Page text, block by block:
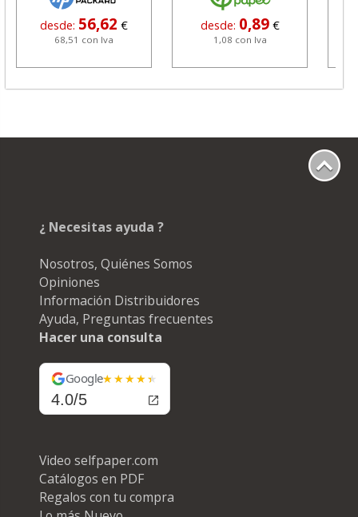
desde: 56,62 €
68,51 con Iva
desde: 0,89 €
1,08 con Iva
¿ Necesitas ayuda ?
Nosotros, Quiénes Somos
Opiniones
Información Distribuidores
Ayuda, Preguntas frecuentes
Hacer una consulta
Google
4.0/5
Video selfpaper.com
Catálogos en PDF
Regalos con tu compra